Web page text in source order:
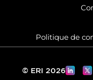
Politique de
© ERI 2026